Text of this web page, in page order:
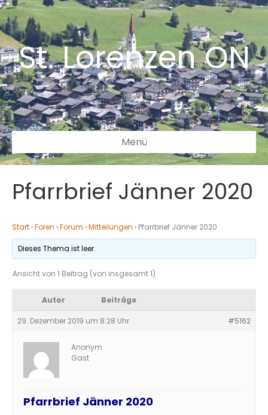
St. Lorenzen ON
Menü
Pfarrbrief Jänner 2020
Start ›Foren ›Forum ›Mitteilungen › Pfarrbrief Jänner 2020
Dieses Thema ist leer.
Ansicht von 1 Beitrag (von insgesamt 1)
Autor Beiträge
29. Dezember 2019 um 8:28 Uhr #5162
Anonym
Gast
Pfarrbrief Jänner 2020